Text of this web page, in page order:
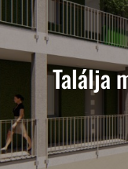
Találja